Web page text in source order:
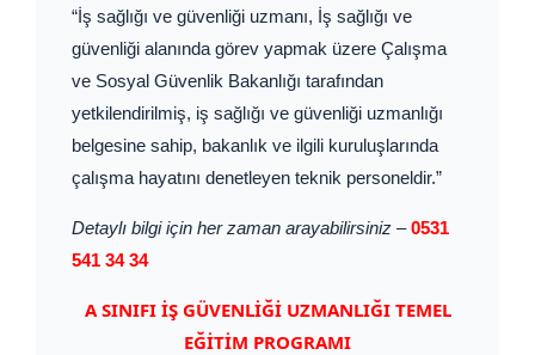
“İş sağlığı ve güvenliği uzmanı, İş sağlığı ve
güvenliği alanında görev yapmak üzere Çalışma
ve Sosyal Güvenlik Bakanlığı tarafından
yetkilendirilmiş, iş sağlığı ve güvenliği uzmanlığı
belgesine sahip, bakanlık ve ilgili kuruluşlarında
çalışma hayatını denetleyen teknik personeldir.”
Detaylı bilgi için her zaman arayabilirsiniz –0531
541 34 34
A SINIFI İŞ GÜVENLİĞİ UZMANLIĞI TEMEL
EĞİTİM PROGRAMI